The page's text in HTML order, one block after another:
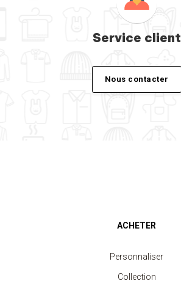
Service client
Nous contacter
ACHETER
Personnaliser
Collection